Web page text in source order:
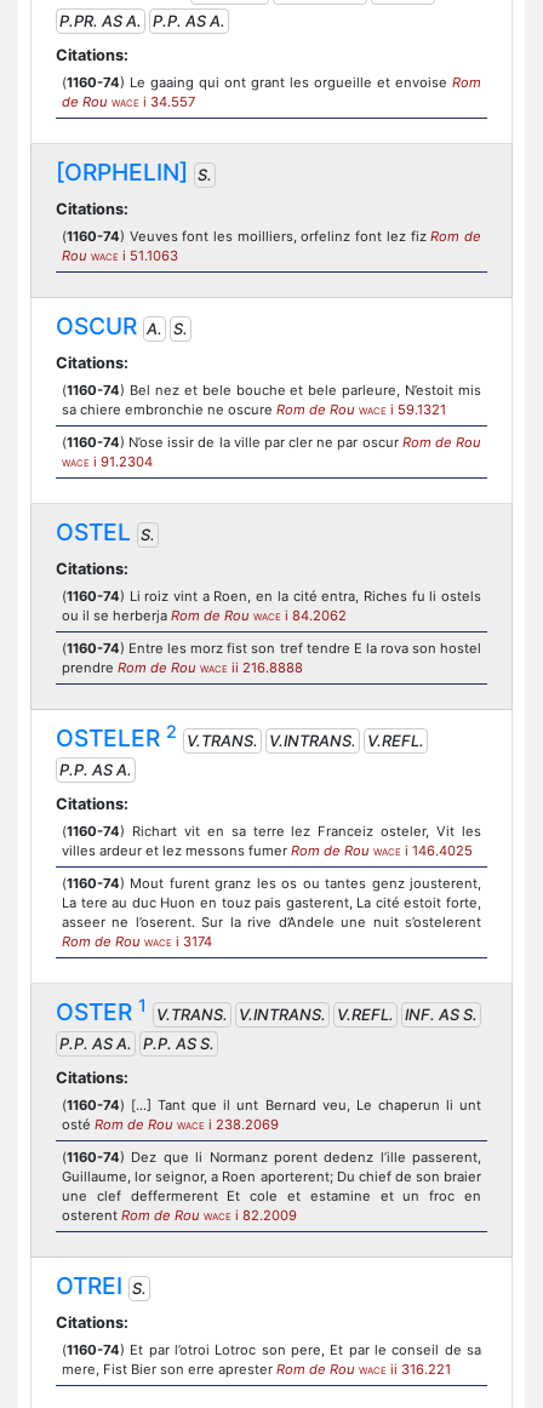
P.PR. AS A.
P.P. AS A.
Citations:
(1160-74) Le gaaing qui ont grant les orgueille et envoise Rom
de Rou WACE i 34.557
[ORPHELIN]
S.
Citations:
(1160-74) Veuves font les moilliers, orfelinz font lez fizRom de
Rou WACE i 51.1063
OSCUR A.
S.
Citations:
(1160-74) Bel nez et bele bouche et bele parleure, N’estoit mis
sa chiere embronchie ne oscure Rom de Rou WACE i 59.1321
(1160-74) N’ose issir de la ville par cler ne par oscur Rom de Rou
WACE i 91.2304
OSTEL S.
Citations:
(1160-74) Li roiz vint a Roen, en la cité entra, Riches fu li ostels
ou il se herberja Rom de Rou WACE i 84.2062
(1160-74) Entre les morz fist son tref tendre E la rova son hostel
prendre Rom de Rou WACE ii 216.8888
OSTELER 2 V.TRANS. V.INTRANS.
V.REFL.
P.P. AS A.
Citations:
(1160-74) Richart vit en sa terre lez Franceiz osteler, Vit les
villes ardeur et lez messons fumer Rom de Rou WACE i 146.4025
(1160-74) Mout furent granz les os ou tantes genz jousterent,
La tere au duc Huon en touz pais gasterent, La cité estoit forte,
asseer ne l’oserent. Sur la rive d’Andele une nuit s’ostelerent
Rom de Rou WACE i 3174
OSTER 1 V.TRANS. V.INTRANS. V.REFL.
INF. AS S.
P.P. AS A.
P.P. AS S.
Citations:
(1160-74) [...] Tant que il unt Bernard veu, Le chaperun li unt
osté Rom de Rou WACE i 238.2069
(1160-74) Dez que li Normanz porent dedenz l’ille passerent,
Guillaume, lor seignor, a Roen aporterent; Du chief de son braier
une clef deffermerent Et cole et estamine et un froc en
osterent Rom de Rou WACE i 82.2009
OTREI S.
Citations:
(1160-74) Et par l’otroi Lotroc son pere, Et par le conseil de sa
mere, Fist Bier son erre aprester Rom de Rou WACE ii 316.221